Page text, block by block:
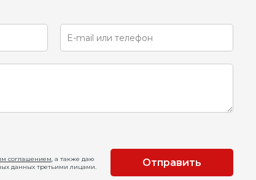
соглашением , а также даю
данных третьими лицами.
Отправить